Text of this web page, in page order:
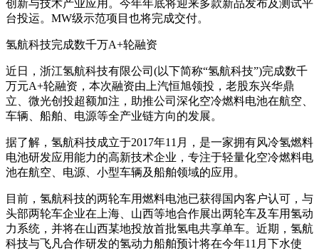
创新与技术产业应用。今年年底将迎来多款新品发布及测试平
台投运。MW级示范项目也将完成交付。
氢航科技完成数千万A+轮融资
近日，浙江氢航科技有限公司(以下简称“氢航科技”)完成数千
万元A+轮融资，本次融资由上汽恒旭领投，老股东兴华鼎
立、微光创投超额加注，助推公司深化空冷燃料电池在航空、
车辆、船舶、电源等全产业链方向的发展。
据了解，氢航科技成立于2017年11月，是一家拥有风冷氢燃料
电池研发应用能力的高新技术企业，专注于轻量化空冷燃料电
池在航空、电源、小型车辆及船舶领域的应用。
目前，氢航科技的两轮车用燃料电池已获得国内客户认可，与
头部两轮车企业在上海、山西等地合作展出两轮车及车用氢动
力系统，并将在山西某地投放首批氢电共享单车。近期，氢航
科技与飞凡合作研发的氢动力船舶预计将在今年11月下水使